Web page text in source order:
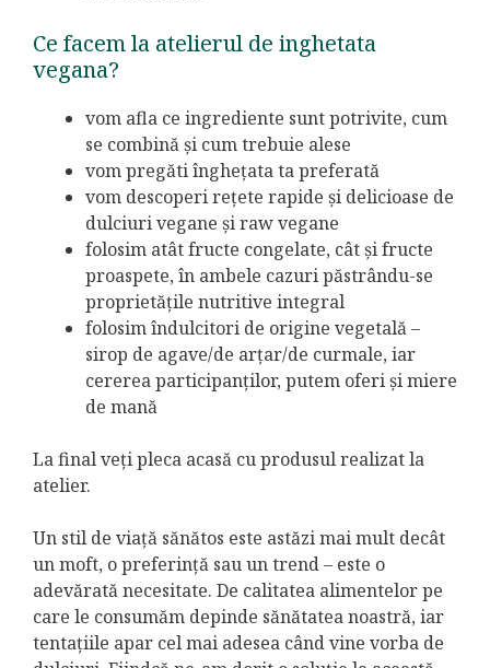
Ce facem la atelierul de inghetata
vegana?
vom afla ce ingrediente sunt potrivite, cum
se combină și cum trebuie alese
vom pregăti înghețata ta preferată
vom descoperi rețete rapide și delicioase de
dulciuri vegane și raw vegane
folosim atât fructe congelate, cât și fructe
proaspete, în ambele cazuri păstrându-se
proprietățile nutritive integral
folosim îndulcitori de origine vegetală –
sirop de agave/de arțar/de curmale, iar
cererea participanților, putem oferi și miere
de mană
La final veți pleca acasă cu produsul realizat la
atelier.
Un stil de viață sănătos este astăzi mai mult decât
un moft, o preferință sau un trend – este o
adevărată necesitate. De calitatea alimentelor pe
care le consumăm depinde sănătatea noastră, iar
tentațiile apar cel mai adesea când vine vorba de